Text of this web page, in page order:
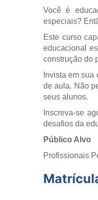
Você é
especiais?
Este curso
educacional
construção do
Invista em
de aula. Não
seus alunos.
Inscreva-se
desafios da
Público Alvo
Profissionais